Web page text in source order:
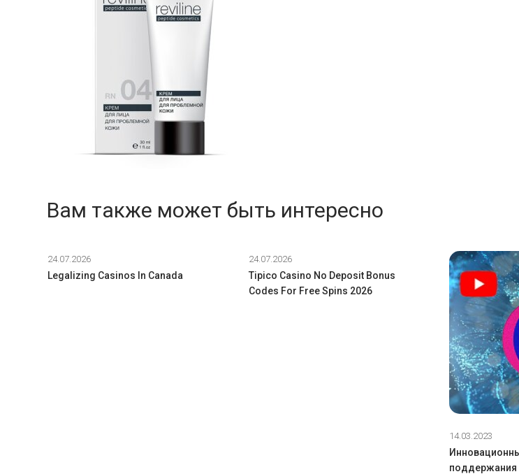
Вам также может быть интересно
24.07.2026
Legalizing Casinos In Canada
24.07.2026
Tipico Casino No Deposit Bonus
Codes For Free Spins 2026
14.03.2023
поддержания